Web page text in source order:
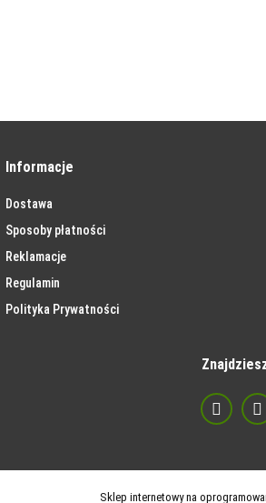
Informacje
Dostawa
Sposoby płatności
Reklamacje
Regulamin
Polityka Prywatności
Sklep internetowy na